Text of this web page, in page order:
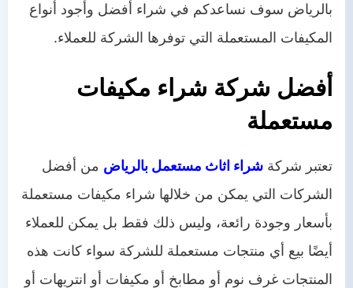
بالرياض سوف نساعدكم في شراء أفضل وأجود أنواع
المكيفات المستعملة التي توفرها الشركة للعملاء.
أفضل شركة شراء مكيفات
مستعملة
تعتبر شركة شراء اثاث مستعمل بالرياض من أفضل
الشركات التي يمكن من خلالها شراء مكيفات مستعملة
بأسعار وجودة رائعة، وليس ذلك فقط بل يمكن للعملاء
أيضًا بيع أي منتجات مستعملة للشركة سواء كانت هذه
المنتجات غرف نوم أو مطابخ أو مكيفات أو انتريهات أو